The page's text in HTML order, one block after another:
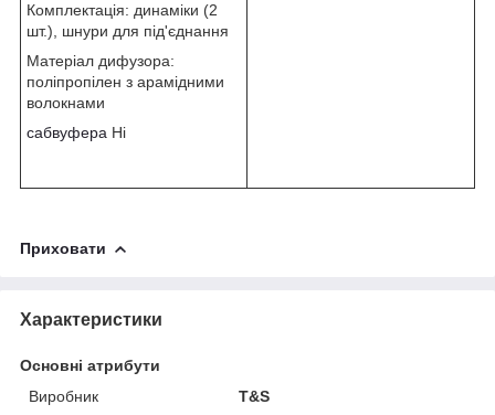
Комплектація: динаміки (2
шт.), шнури для під'єднання
Матеріал дифузора:
поліпропілен з арамідними
волокнами
сабвуфера Ні
Приховати
Характеристики
Основні атрибути
Виробник
T&S